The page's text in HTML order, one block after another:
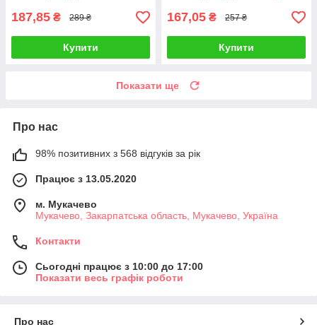
187,85 ₴ 289 ₴
Купити
167,05 ₴ 257 ₴
Купити
Показати ще
Про нас
98% позитивних з 568 відгуків за рік
Працює з 13.05.2020
м. Мукачево
Мукачево, Закарпатська область, Мукачево, Україна
Контакти
Сьогодні працює з 10:00 до 17:00
Показати весь графік роботи
Про нас